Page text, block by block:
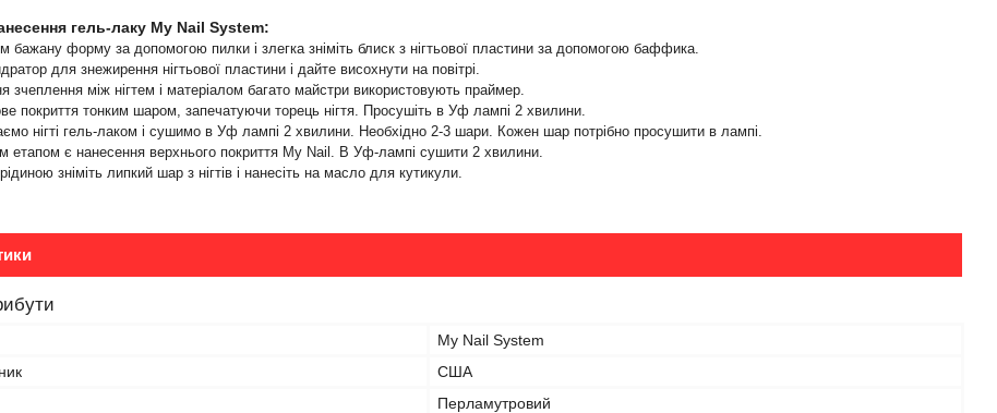
гель-лаку My Nail System:
бажану форму за допомогою пилки і злегка зніміть блиск з нігтьової пластини за допомогою баффика.
для знежирення нігтьової пластини і дайте висохнути на повітрі.
зчеплення між нігтем і матеріалом багато майстри використовують праймер.
покриття тонким шаром, запечатуючи торець нігтя. Просушіть в Уф лампі 2 хвилини.
нігті гель-лаком і сушимо в Уф лампі 2 хвилини. Необхідно 2-3 шари. Кожен шар потрібно просушити в лампі.
етапом є нанесення верхнього покриття My Nail. В Уф-лампі сушити 2 хвилини.
зніміть липкий шар з нігтів і нанесіть на масло для кутикули.
My Nail System
США
Перламутровий